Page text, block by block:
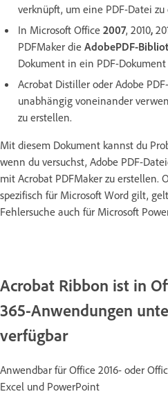
verknüpft, um eine PDF-Datei zu
In Microsoft Office 2007, 2010,
PDFMaker die AdobePDF-
Dokument in ein PDF-
Acrobat Distiller oder Adobe
unabhängig voneinander
zu erstellen.
Mit diesem Dokument kannst du
wenn du versuchst, Adobe PDF-
mit Acrobat PDFMaker zu erstellen.
spezifisch für Microsoft Word gilt,
Fehlersuche auch für Microsoft
Acrobat Ribbon ist in
365-Anwendungen
verfügbar
Anwendbar für Office 2016- oder
Excel und PowerPoint